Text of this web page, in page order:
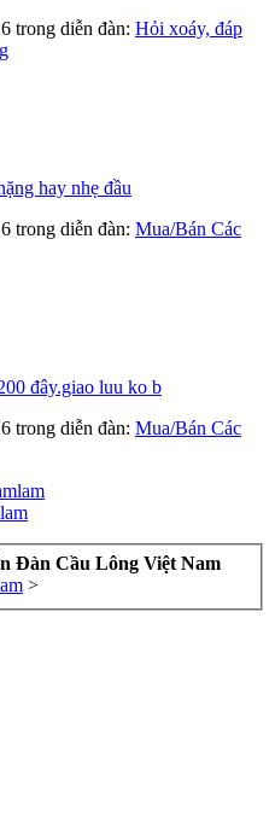
trong diễn đàn: Hỏi xoáy, đáp
hay nhẹ đầu
trong diễn đàn: Mua/Bán Các
đây.giao luu ko b
trong diễn đàn: Mua/Bán Các
Đàn Cầu Lông Việt Nam
>